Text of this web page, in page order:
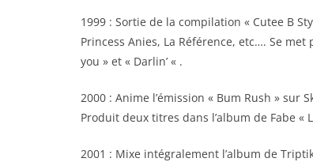
1999 : Sortie de la compilation « Cutee B
Princess Anies, La Référence, etc…. Se
you » et « Darlin’ « .
2000 : Anime l’émission « Bum Rush » sur
Produit deux titres dans l’album de Fabe «
2001 : Mixe intégralement l’album de